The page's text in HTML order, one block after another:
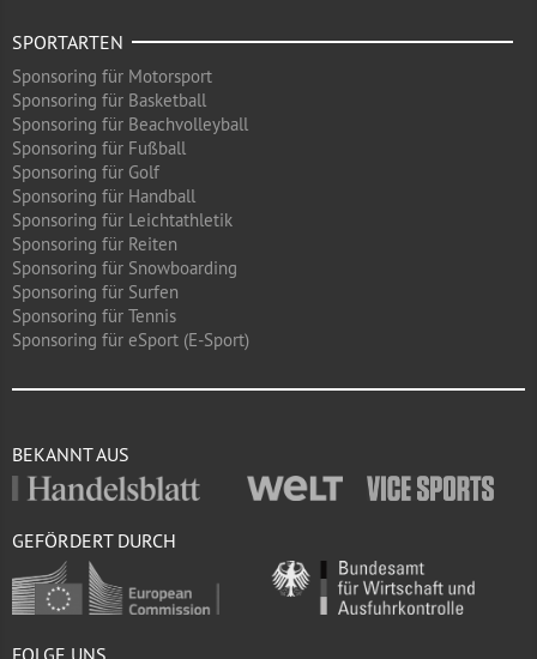
SPORTARTEN
Sponsoring für Motorsport
Sponsoring für Basketball
Sponsoring für Beachvolleyball
Sponsoring für Fußball
Sponsoring für Golf
Sponsoring für Handball
Sponsoring für Leichtathletik
Sponsoring für Reiten
Sponsoring für Snowboarding
Sponsoring für Surfen
Sponsoring für Tennis
Sponsoring für eSport (E-Sport)
BEKANNT AUS
GEFÖRDERT DURCH